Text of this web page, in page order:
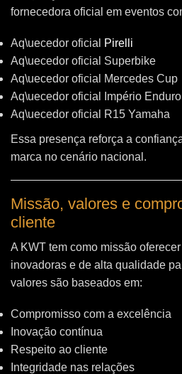
fornecedora oficial em eventos
Aq\uecedor oficial
Pirelli
Aq\uecedor oficial Superbike
Aq\uecedor oficial Mercedes Cup
Aq\uecedor oficial Império Enduro
Aq\uecedor oficial R15 Yamaha
Essa presença reforça a
marca no cenário nacional.
Missão, valores e
cliente
A KWT tem como missão
inovadoras e de alta qualidade
valores são baseados em:
Compromisso com a excelência
Inovação contínua
Respeito ao cliente
Integridade nas relações